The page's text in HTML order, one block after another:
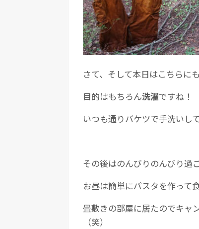
さて、そして本日はこちらに
目的はもちろん洗濯ですね！
いつも通りバケツで手洗いし
その後はのんびりのんびり過
お昼は簡単にパスタを作って
畳敷きの部屋に居たのでキャ
（笑）